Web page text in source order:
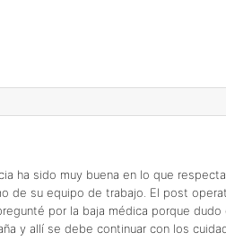
ha sido muy buena en lo que
de su equipo de trabajo. El post
por la baja médica porque
y allí se debe continuar con los